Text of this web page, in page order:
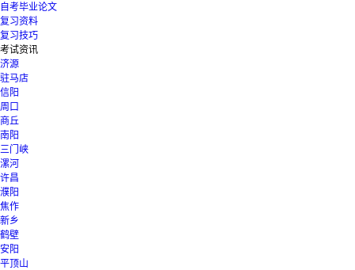
自考毕业论文
复习资料
复习技巧
考试资讯
济源
驻马店
信阳
周口
商丘
南阳
三门峡
漯河
许昌
濮阳
焦作
新乡
鹤壁
安阳
平顶山